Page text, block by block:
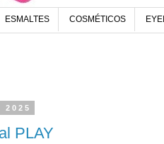
ESMALTES COSMÉTICOS
PLAY